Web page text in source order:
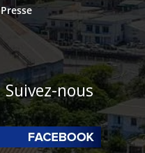
Presse
Suivez-nous